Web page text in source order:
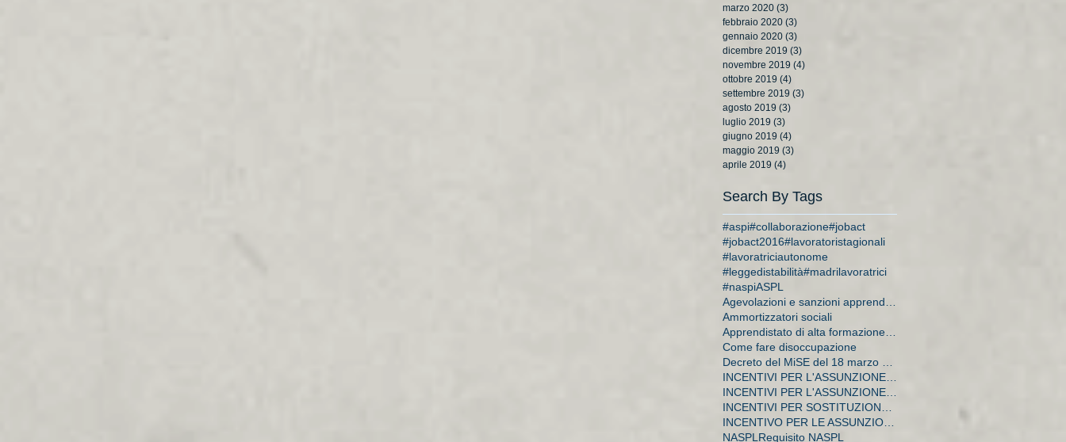
marzo 2020 (3)
febbraio 2020 (3)
gennaio 2020 (3)
dicembre 2019 (3)
novembre 2019 (4)
ottobre 2019 (4)
settembre 2019 (3)
agosto 2019 (3)
luglio 2019 (3)
giugno 2019 (4)
maggio 2019 (3)
aprile 2019 (4)
Search By Tags
#aspi#collaborazione#jobact
#jobact2016#lavoratoristagionali
#lavoratriciautonome
#leggedistabilità#madrilavoratrici
#naspiASPL
Ammortizzatori sociali
Come fare disoccupazione
NASPL Requisito NASPL